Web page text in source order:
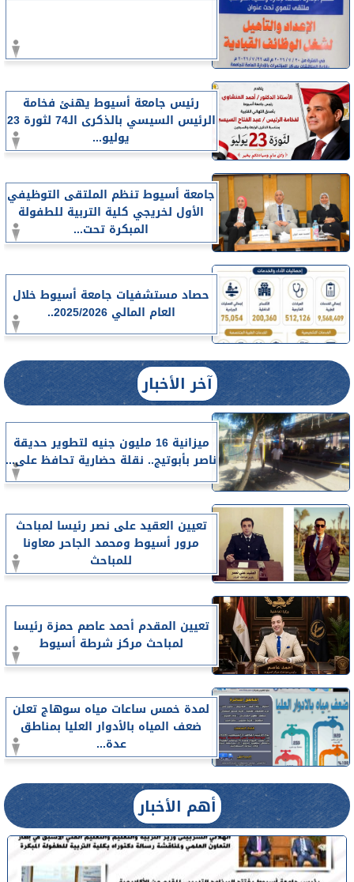
رئيس جامعة أسيوط يهنئ فخامة
الرئيس السيسي بالذكرى الـ74 لثورة 23
يوليو...
جامعة أسيوط تنظم الملتقى التوظيفي
الأول لخريجي كلية التربية للطفولة
المبكرة تحت...
حصاد مستشفيات جامعة أسيوط خلال
العام المالي 2025/2026..
آخر الأخبار
ميزانية 16 مليون جنيه لتطوير حديقة
ناصر بأبوتيج.. نقلة حضارية تحافظ على...
تعيين العقيد على نصر رئيسا لمباحث
مرور أسيوط ومحمد الجاحر معاونا
للمباحث
تعيين المقدم أحمد عاصم حمزة رئيسا
لمباحث مركز شرطة أسيوط
لمدة خمس ساعات مياه سوهاج تعلن
ضعف المياه بالأدوار العليا بمناطق
عدة...
أهم الأخبار